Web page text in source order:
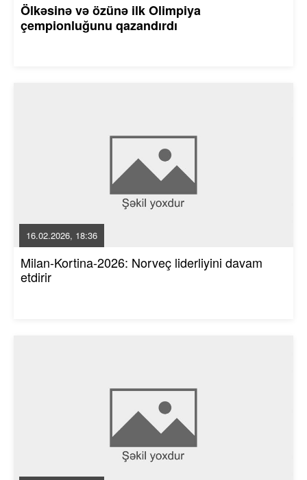
Ölkəsinə və özünə ilk Olimpiya
çempionluğunu qazandırdı
16.02.2026, 18:36
Milan-Kortina-2026: Norveç liderliyini davam
etdirir